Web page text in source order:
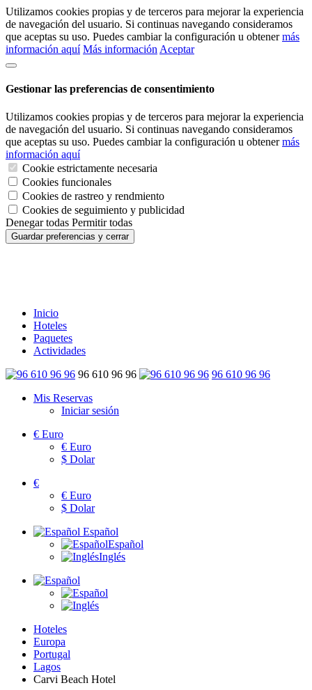
Utilizamos cookies propias y de terceros para mejorar la experiencia
de navegación del usuario. Si continuas navegando consideramos
que aceptas su uso. Puedes cambiar la configuración u obtenermás
información aquí Más información Aceptar
Gestionar las preferencias de consentimiento
Utilizamos cookies propias y de terceros para mejorar la experiencia
de navegación del usuario. Si continuas navegando consideramos
que aceptas su uso. Puedes cambiar la configuración u obtenermás
información aquí
Cookie estrictamente necesaria
Cookies funcionales
Cookies de rastreo y rendmiento
Cookies de seguimiento y publicidad
Denegar todas Permitir todas
Guardar preferencias y cerrar
Inicio
Hoteles
Paquetes
Actividades
96 610 96 96
96 610 96 96
Mis Reservas
Iniciar sesión
€ Euro
€ Euro
$ Dolar
€
€ Euro
$ Dolar
Español
Español
Inglés
Hoteles
Europa
Portugal
Lagos
Carvi Beach Hotel